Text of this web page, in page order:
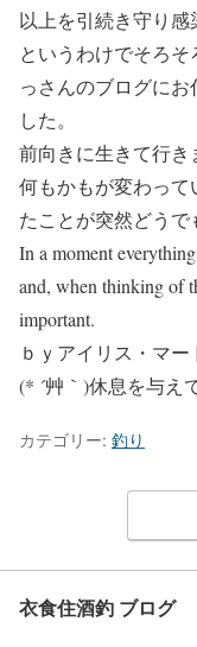
以上を引続き守り
というわけでそろ
っさんのブログに
した。
前向きに生きて行き
何もかもが変わっ
たことが突然どうで
In a moment
and, when thinking of
important.
ｂｙアイリス・マー
(* ´艸｀)休息を与え
カテゴリー: 釣り
衣食住酒釣 ブログ